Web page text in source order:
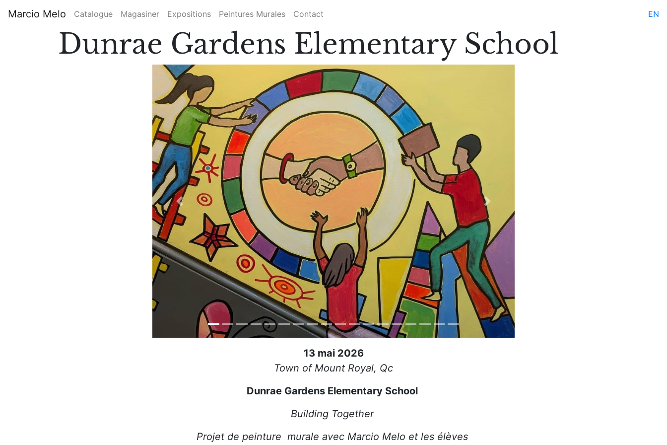
auMain
navigation
Marcio Melo Catalogue Magasiner Expositions Peintures Murales Contact EN
Dunrae Gardens Elementary School
Previous Next
13 mai 2026
Town of Mount Royal, Qc
Dunrae Gardens Elementary School
Building Together
Projet de peinture murale avec Marcio Melo et les élèves